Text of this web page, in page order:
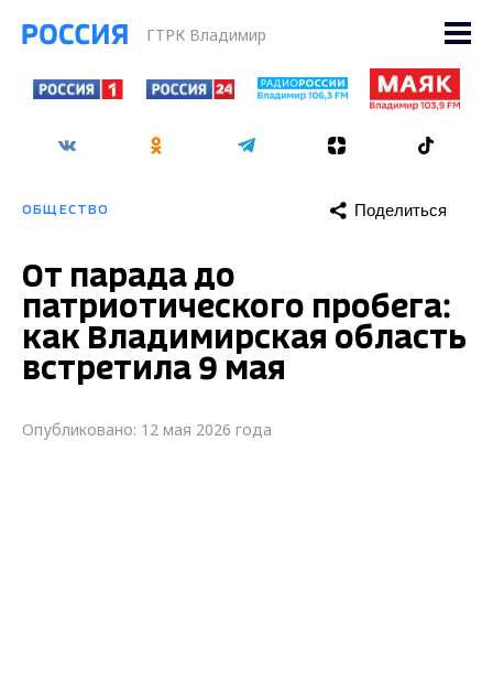
ГТРК Владимир
ОБЩЕСТВО Поделиться
От парада до
патриотического пробега:
как Владимирская область
встретила 9 мая
Опубликовано: 12 мая 2026 года